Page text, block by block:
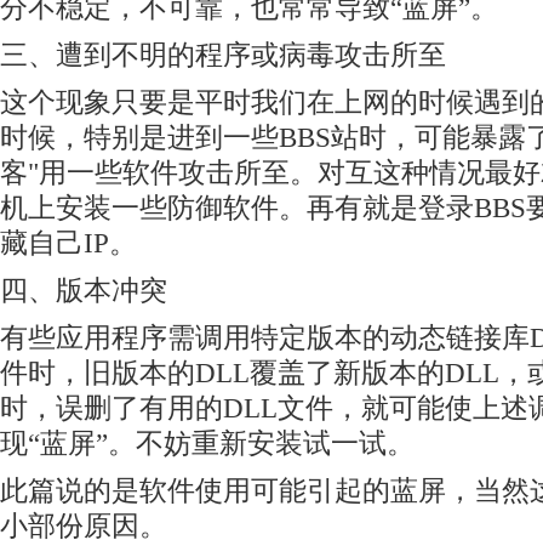
分不稳定，不可靠，也常常导致“蓝屏”。
三、遭到不明的程序或病毒攻击所至
这个现象只要是平时我们在上网的时候遇到
时候，特别是进到一些BBS站时，可能暴露
客"用一些软件攻击所至。对互这种情况最
机上安装一些防御软件。再有就是登录BBS
藏自己IP。
四、版本冲突
有些应用程序需调用特定版本的动态链接
件时，旧版本的DLL覆盖了新版本的DLL，
时，误删了有用的DLL文件，就可能使上述
现“蓝屏”。不妨重新安装试一试。
此篇说的是软件使用可能引起的蓝屏，当然
小部份原因。